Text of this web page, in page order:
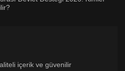
içerik ve güvenilir